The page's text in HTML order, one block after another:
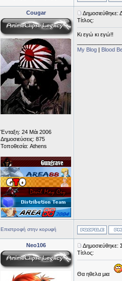
Cougar
Ένταξη: 24 Μάι 2006
Δημοσιεύσεις: 875
Τοποθεσία: Athens
Δημοσιεύθηκε:
Τίτλος:
Κι εγώ κι εγώ!!
My Blog | Blood
Επιστροφή στην κορυφή
Neo106
Δημοσιεύθηκε:
Τίτλος:
Θα ηθελα μια